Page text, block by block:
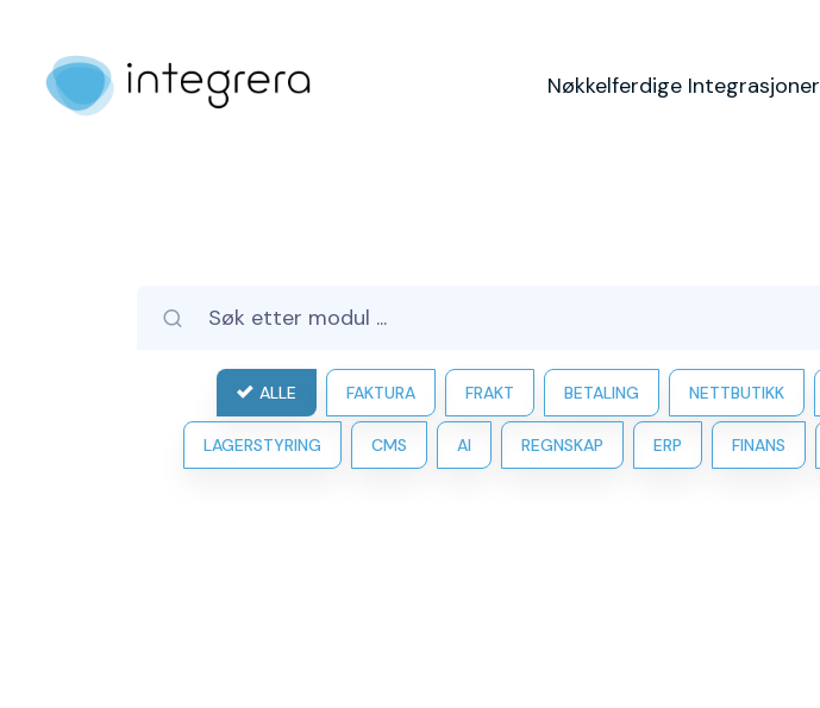
Nøkkelferdige Integrasjoner
ALLE FAKTURA FRAKT BETALING NETTBUTIKK
LAGERSTYRING CMS AI REGNSKAP ERP FINANS